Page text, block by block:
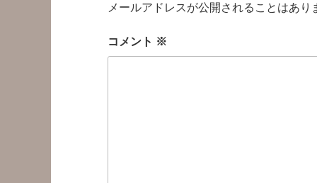
メールアドレスが公開されることはあり
コメント ※